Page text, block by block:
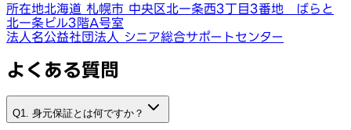
所在地北海道 札幌市 中央区北一条西3丁目3番地 ばらと
北一条ビル3階A号室
法人名公益社団法人 シニア総合サポートセンター
よくある質問
Q1. 身元保証とは何ですか？